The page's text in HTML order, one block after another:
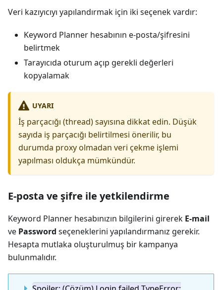
Veri kazıyıcıyı yapılandırmak için iki seçenek vardır:
Keyword Planner hesabının e-posta/şifresini
belirtmek
Tarayıcıda oturum açıp gerekli değerleri
kopyalamak
UYARI
İş parçacığı (thread) sayısına dikkat edin. Düşük
sayıda iş parçacığı belirtilmesi önerilir, bu
durumda proxy olmadan veri çekme işlemi
yapılması oldukça mümkündür.
E-posta ve şifre ile yetkilendirme
Keyword Planner hesabınızın bilgilerini girerek E-mail
ve Password seçeneklerini yapılandırmanız gerekir.
Hesapta mutlaka oluşturulmuş bir kampanya
bulunmalıdır.